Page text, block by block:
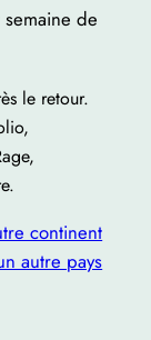
de
le retour.
continent
autre pays